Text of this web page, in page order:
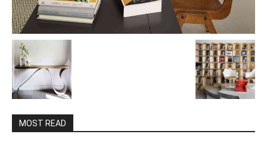
MOST READ